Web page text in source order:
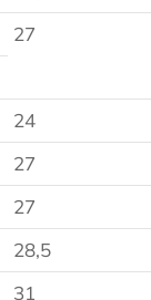
27
24
27
27
28,5
31